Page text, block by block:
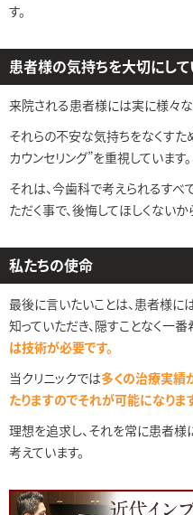
す。
患者様の気持ちを大切にして
来院される患者様には実に様々な
それらの不安な気持ちをなくす
カウンセリング”を重視しています。
それは、今歯科で考えられるすべ
ただく事で、後悔してほしくないか
私たちの使命
最後に言いたいことは、患者様
知っていただき、隠すことなく一
は技術が必要です。
当クリニックでは多くの治療実績
たりますのでそれが可能になります
理想を追求し、それを常に患者
考えています。